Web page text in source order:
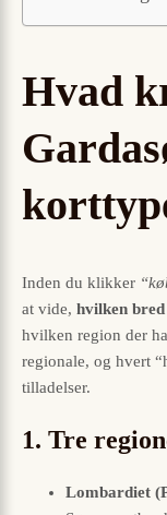
Hvad
Inden du klikker
at vide, hvilken
hvilken region der
regionale, og hvert
tilladelser.
1. Tre
Lombardiet